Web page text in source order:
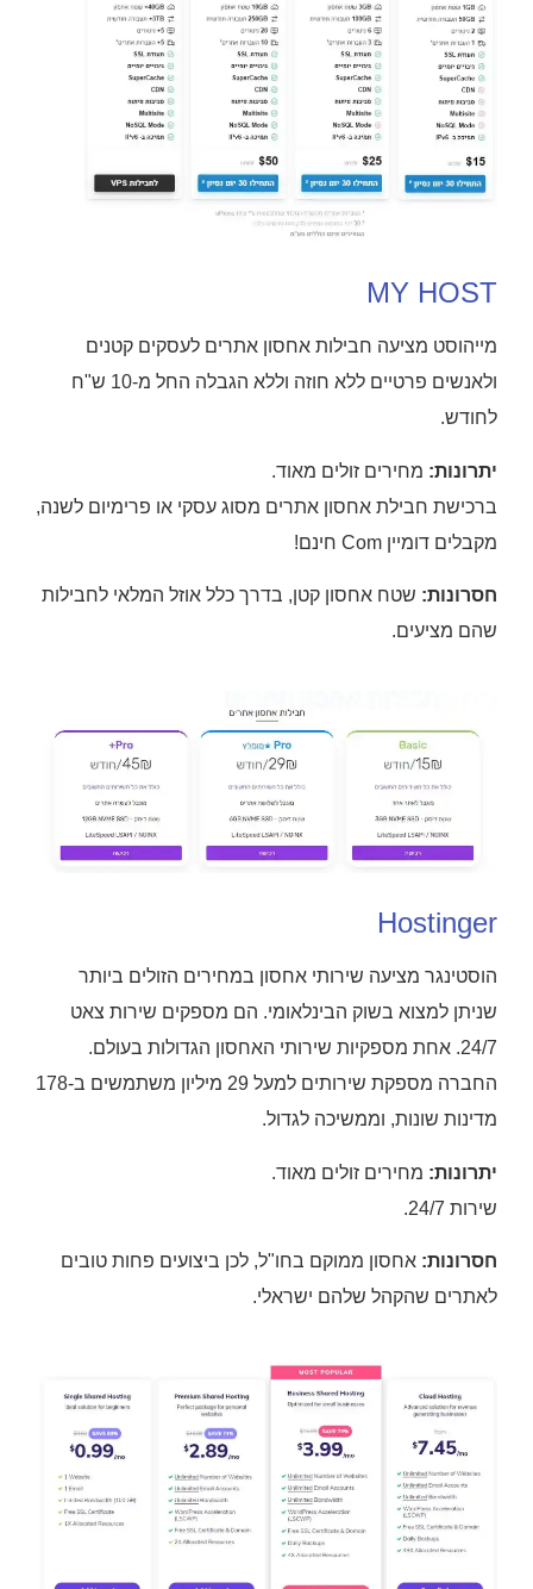
MY HOST
מייהוסט מציעה חבילות אחסון אתרים לעסקים קטנים
ולאנשים פרטיים ללא חוזה וללא הגבלה החל מ-10 ש"ח
לחודש.
יתרונות: מחירים זולים מאוד.
ברכישת חבילת אחסון אתרים מסוג עסקי או פרימיום לשנה,
מקבלים דומיין Com חינם!
חסרונות: שטח אחסון קטן, בדרך כלל אוזל המלאי לחבילות
שהם מציעים.
Hostinger
הוסטינגר מציעה שירותי אחסון במחירים הזולים ביותר
שניתן למצוא בשוק הבינלאומי. הם מספקים שירות צאט
24/7. אחת מספקיות שירותי האחסון הגדולות בעולם.
החברה מספקת שירותים למעל 29 מיליון משתמשים ב-178
מדינות שונות, וממשיכה לגדול.
יתרונות: מחירים זולים מאוד.
שירות 24/7.
חסרונות: אחסון ממוקם בחו"ל, לכן ביצועים פחות טובים
לאתרים שהקהל שלהם ישראלי.